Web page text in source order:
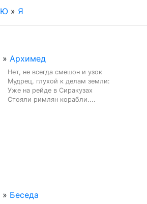
Ю » Я
» Архимед
Нет, не всегда смешон и узок
Мудрец, глухой к делам земли:
Уже на рейде в Сиракузах
Стояли римлян корабли....
» Беседа